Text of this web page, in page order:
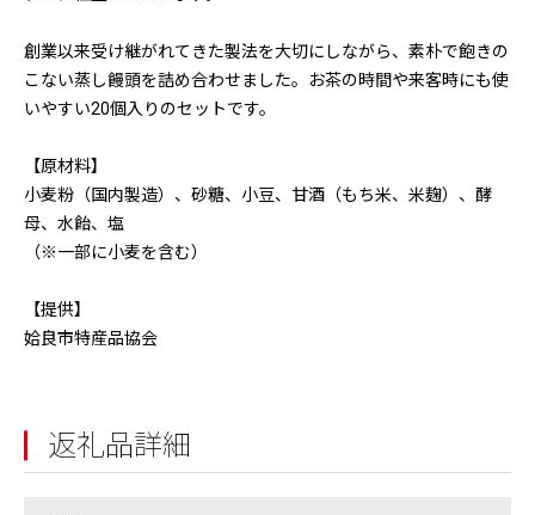
創業以来受け継がれてきた製法を大切にしながら、素朴で飽きの
こない蒸し饅頭を詰め合わせました。お茶の時間や来客時にも使
いやすい20個入りのセットです。
【原材料】
小麦粉（国内製造）、砂糖、小豆、甘酒（もち米、米麹）、酵
母、水飴、塩
（※一部に小麦を含む）
【提供】
姶良市特産品協会
返礼品詳細